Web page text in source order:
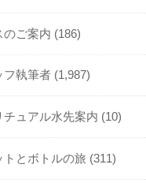
のご案内 (186)
フ執筆者 (1,987)
チュアル水先案内 (10)
トとボトルの旅 (311)